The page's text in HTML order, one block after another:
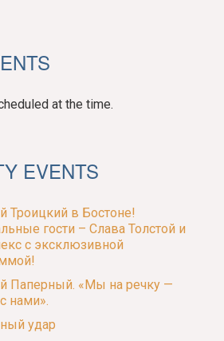
at the time.
EVENTS
Троицкий в Бостоне!
гости – Слава Толстой и
с эксклюзивной
Паперный. «Мы на речку —
нами».
удар